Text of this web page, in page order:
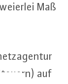
Maß
auf